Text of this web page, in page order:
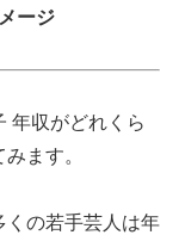
ージ
年収がどれくら
ます。
くの若手芸人は年